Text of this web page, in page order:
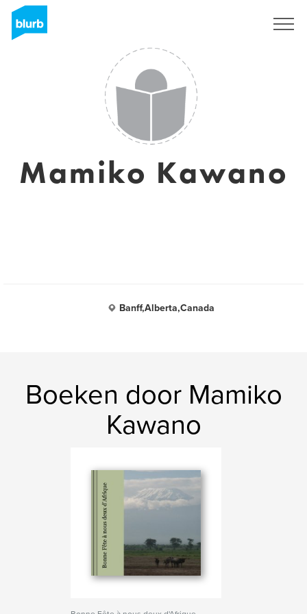
Mamiko Kawano
Banff,Alberta,Canada
Boeken door Mamiko
Kawano